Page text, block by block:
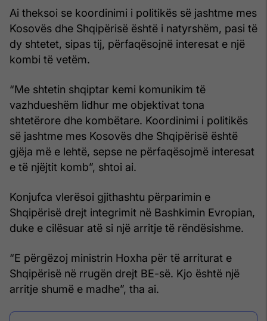
Ai theksoi se koordinimi i politikës së jashtme mes
Kosovës dhe Shqipërisë është i natyrshëm, pasi të
dy shtetet, sipas tij, përfaqësojnë interesat e një
kombi të vetëm.
“Me shtetin shqiptar kemi komunikim të
vazhdueshëm lidhur me objektivat tona
shtetërore dhe kombëtare. Koordinimi i politikës
së jashtme mes Kosovës dhe Shqipërisë është
gjëja më e lehtë, sepse ne përfaqësojmë interesat
e të njëjtit komb”, shtoi ai.
Konjufca vlerësoi gjithashtu përparimin e
Shqipërisë drejt integrimit në Bashkimin Evropian,
duke e cilësuar atë si një arritje të rëndësishme.
“E përgëzoj ministrin Hoxha për të arriturat e
Shqipërisë në rrugën drejt BE-së. Kjo është një
arritje shumë e madhe”, tha ai.